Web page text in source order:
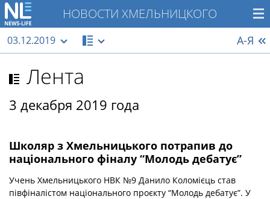
НОВОСТИ ХМЕЛЬНИЦКОГО
03.12.2019 А-Я
Лента
3 декабря 2019 года
Школяр з Хмельницького потрапив до
національного фіналу “Молодь дебатує”
Учень Хмельницького НВК №9 Данило Коломієць став
півфіналістом національного проєкту “Молодь дебатує”. У